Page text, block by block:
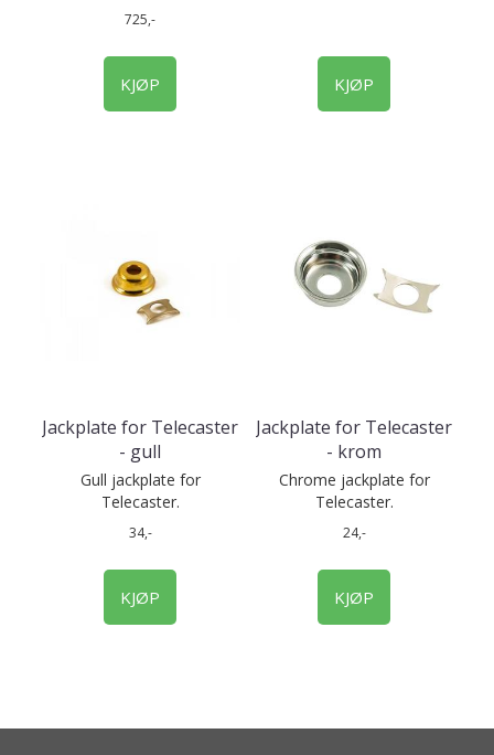
725,-
KJØP KJØP
Jackplate for Telecaster
- gull
Gull jackplate for
Telecaster.
34,-
KJØP
Jackplate for Telecaster
- krom
Chrome jackplate for
Telecaster.
24,-
KJØP